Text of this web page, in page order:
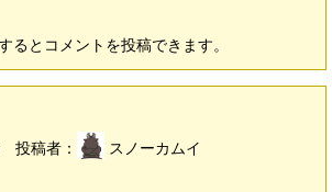
るとコメントを投稿できます。
投稿者：
スノーカムイ